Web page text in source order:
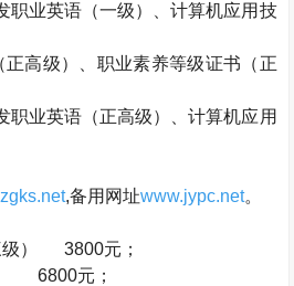
职业英语（一级）、计算机应用技
正高级）、职业素养等级证书（正
职业英语（正高级）、计算机应用
,备用网址www.jypc.net。
级） 3800元；
6800元；